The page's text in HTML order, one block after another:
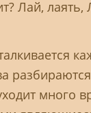
Лай,
много